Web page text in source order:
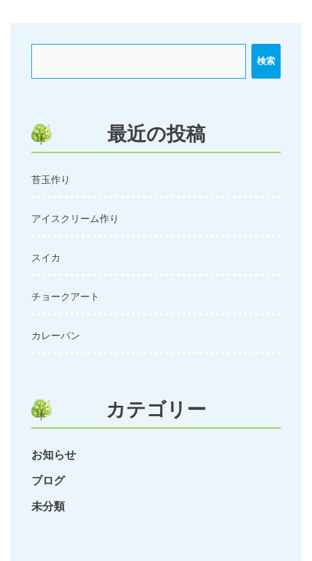
ゲ
ン
検索
最近の投稿
苔玉作り
アイスクリーム作り
スイカ
チョークアート
カレーパン
カテゴリー
お知らせ
ブログ
未分類